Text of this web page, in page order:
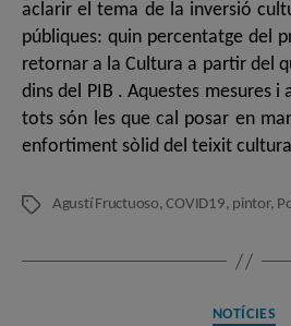
aclarir el tema de la inversió
públiques: quin percentatge del
retornar a la Cultura a partir del
dins del PIB . Aquestes mesures i
tots són les que cal posar en
enfortiment sòlid del teixit
EtiquetesAgustí Fructuoso,COVID19, pintor,
NOTÍCIES